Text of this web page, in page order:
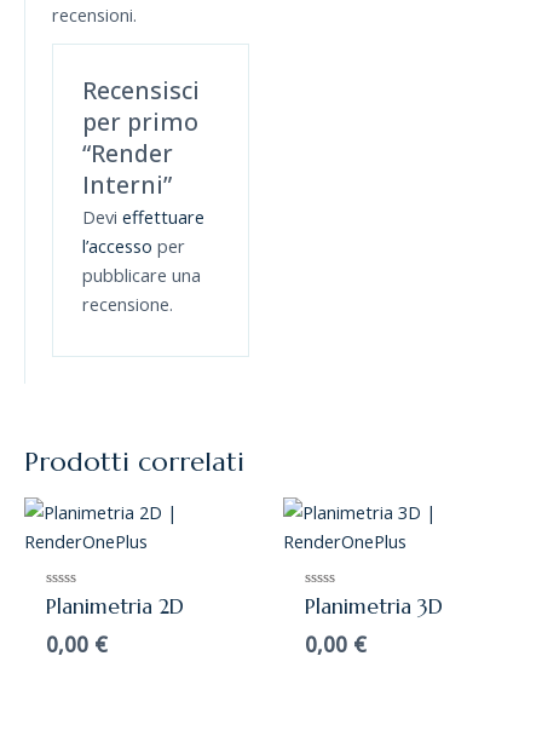
recensioni.
Recensisci
per primo
“Render
Interni”
Devieffettuare
l’accesso per
pubblicare una
recensione.
Prodotti correlati
Valutato
0
5
Planimetria 2D
0,00 €
Valutato
0
5
Planimetria 3D
0,00 €